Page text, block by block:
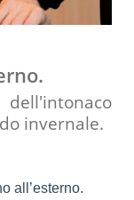
invernale.
all’esterno.